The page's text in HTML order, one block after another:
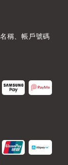
稱、帳戶號碼